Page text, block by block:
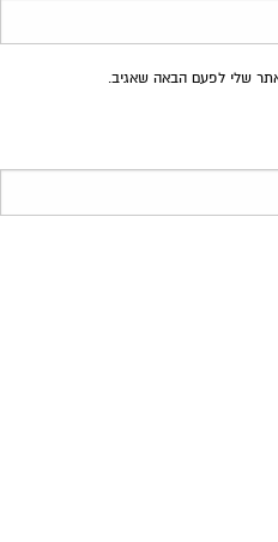
שלי לפעם הבאה שאגיב.